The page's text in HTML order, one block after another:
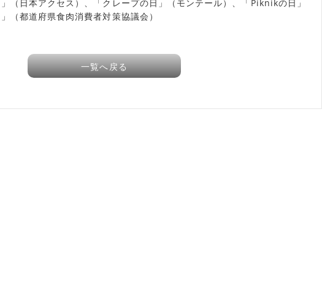
（日本アクセス）、「クレープの日」（モンテール）、「Piknikの日」
（都道府県食肉消費者対策協議会）
一覧へ戻る